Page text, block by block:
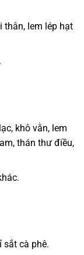
thân, lem lép hạt
khô vằn, lem
thán thư điều,
sắt cà phê.